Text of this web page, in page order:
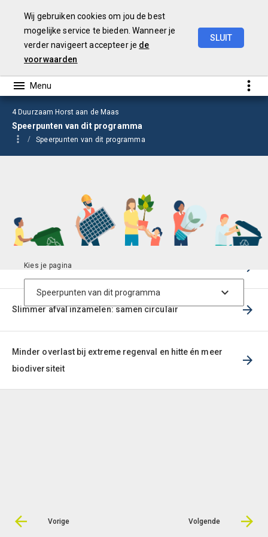
Wij gebruiken cookies om jou de best
mogelijke service te bieden. Wanneer je
verder navigeert accepteer je de
voorwaarden
SLUIT
4 Duurzaam Horst aan de Maas
Speerpunten van dit programma
Speerpunten van dit programma
Klimaatneutraal in 2050
Slimmer afval inzamelen: samen circulair
Minder overlast bij extreme regenval en hitte én meer
biodiversiteit
Vorige Volgende